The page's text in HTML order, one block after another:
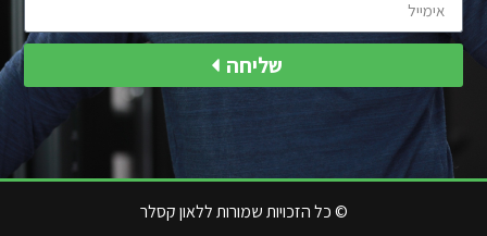
שליחה
© כל הזכויות שמורות ללאון קסלר